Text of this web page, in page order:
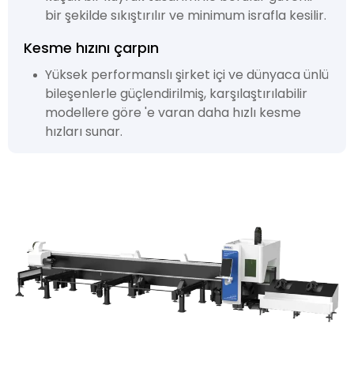
bir şekilde sıkıştırılır ve minimum israfla kesilir.
Kesme hızını çarpın
Yüksek performanslı şirket içi ve dünyaca ünlü
bileşenlerle güçlendirilmiş, karşılaştırılabilir
modellere göre 'e varan daha hızlı kesme
hızları sunar.